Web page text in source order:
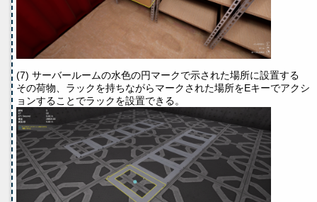
(7) サーバールームの水色の円マークで示された場所に設置する
その荷物、ラックを持ちながらマークされた場所をEキーでアクシ
ョンすることでラックを設置できる。